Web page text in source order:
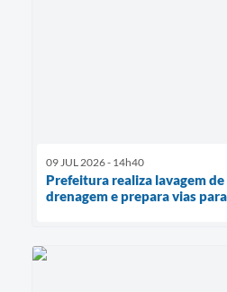
09 JUL 2026 - 14h40
Prefeitura realiza lavagem
drenagem e prepara vias